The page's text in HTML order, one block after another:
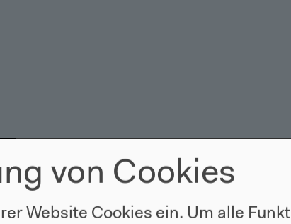
von Cookies
Website Cookies ein. Um alle